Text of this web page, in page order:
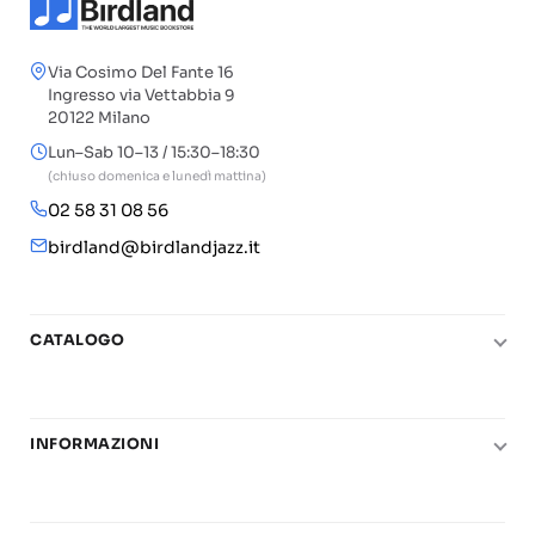
Via Cosimo Del Fante 16
Ingresso via Vettabbia 9
20122 Milano
Lun–Sab 10–13 / 15:30–18:30
(chiuso domenica e lunedì mattina)
02 58 31 08 56
birdland@birdlandjazz.it
CATALOGO
Chitarra
INFORMAZIONI